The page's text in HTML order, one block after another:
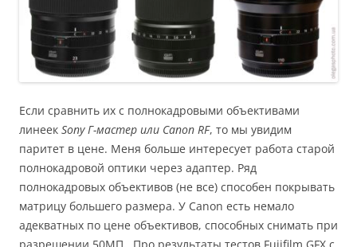
Если сравнить их с полнокадровыми объективами
линеек Sony Г-мастер или Canon RF, то мы увидим
паритет в цене. Меня больше интересует работа старой
полнокадровой оптики через адаптер. Ряд
полнокадровых объективов (не все) способен покрывать
матрицу большего размера. У Canon есть немало
адекватных по цене объективов, способных снимать при